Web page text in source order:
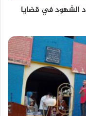
الشهود في قضايا